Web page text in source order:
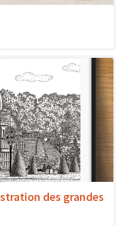
des grandes